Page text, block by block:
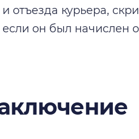
и отъезда курьера,
если он был начислен